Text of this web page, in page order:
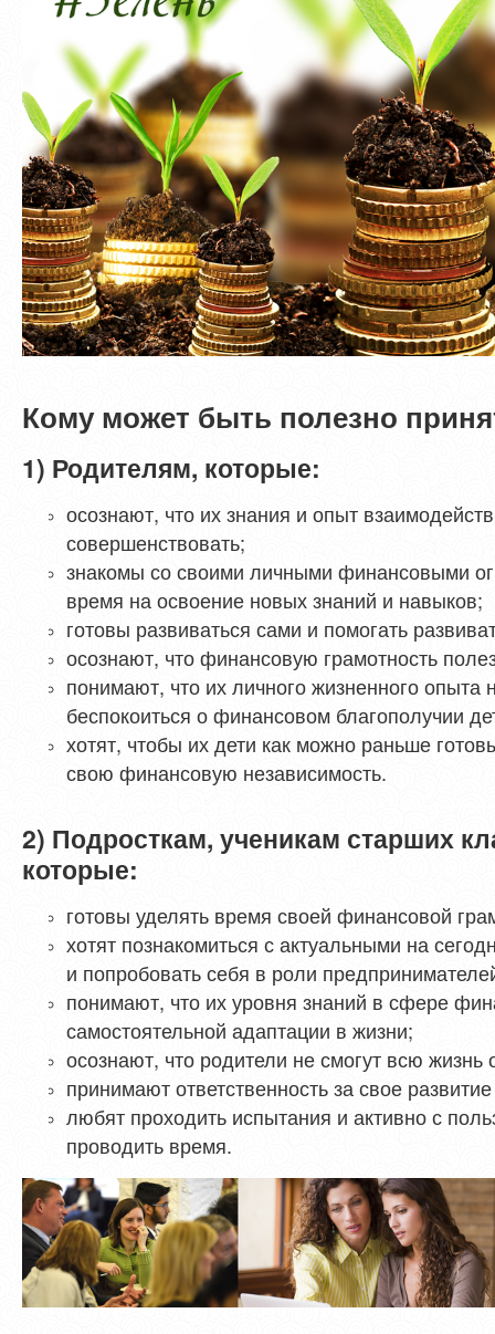
Кому может быть полезно
1) Родителям, которые:
осознают, что их знания и опыт
совершенствовать;
знакомы со своими личными финансовыми
время на освоение новых знаний и навыков;
готовы развиваться сами и помогать
осознают, что финансовую грамотность
понимают, что их личного жизненного опыта
беспокоиться о финансовом благополучии
хотят, чтобы их дети как можно раньше
свою финансовую независимость.
2) Подросткам, ученикам старших
которые:
готовы уделять время своей финансовой
хотят познакомиться с актуальными на
и попробовать себя в роли
понимают, что их уровня знаний в сфере
самостоятельной адаптации в жизни;
осознают, что родители не смогут всю жизнь
принимают ответственность за свое
любят проходить испытания и активно с
проводить время.